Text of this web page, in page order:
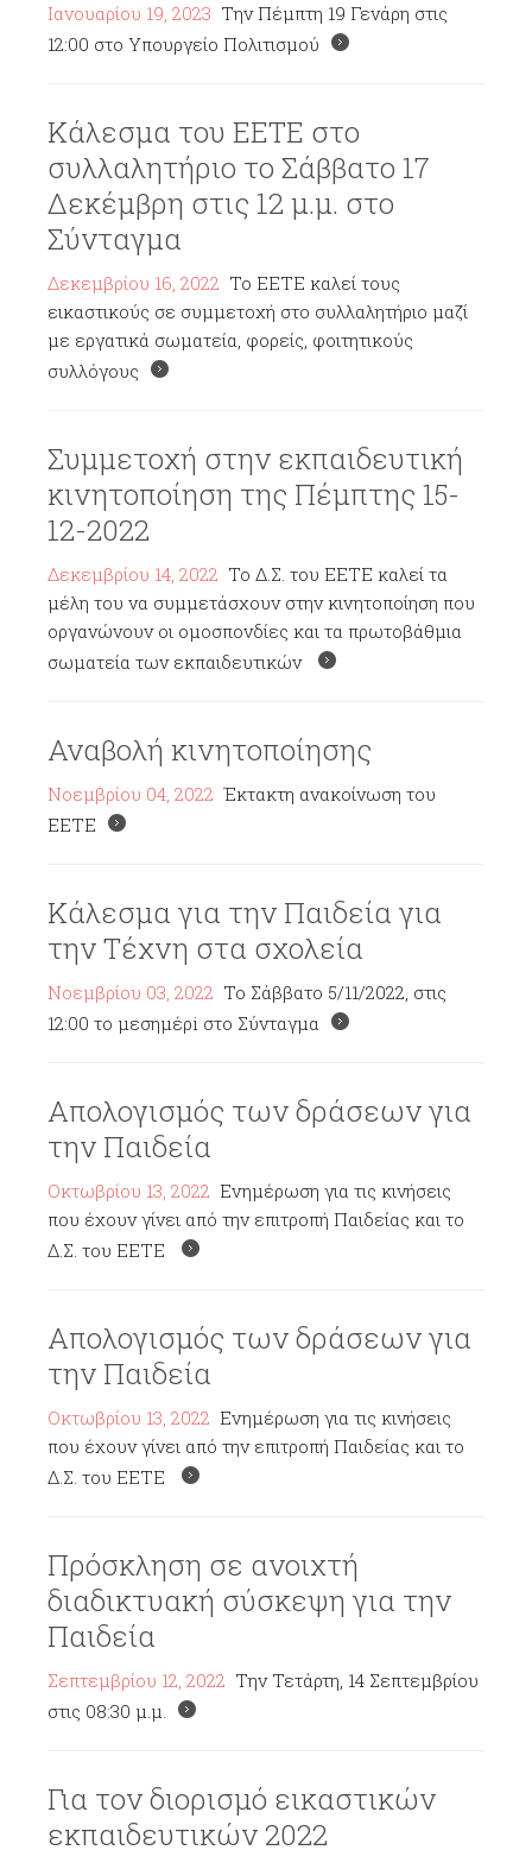
Ιανουαρίου 19, 2023 Την Πέμπτη 19 Γενάρη στις
12:00 στο Υπουργείο Πολιτισμού
Κάλεσμα του ΕΕΤΕ στο
συλλαλητήριο το Σάββατο 17
Δεκέμβρη στις 12 μ.μ. στο
Σύνταγμα
Δεκεμβρίου 16, 2022 Το ΕΕΤΕ καλεί τους
εικαστικούς σε συμμετοχή στο συλλαλητήριο μαζί
με εργατικά σωματεία, φορείς, φοιτητικούς
συλλόγους
Συμμετοχή στην εκπαιδευτική
κινητοποίηση της Πέμπτης 15-
12-2022
Δεκεμβρίου 14, 2022 Το Δ.Σ. του ΕΕΤΕ καλεί τα
μέλη του να συμμετάσχουν στην κινητοποίηση που
οργανώνουν οι ομοσπονδίες και τα πρωτοβάθμια
σωματεία των εκπαιδευτικών
Αναβολή κινητοποίησης
Νοεμβρίου 04, 2022 Έκτακτη ανακοίνωση του
ΕΕΤΕ
Κάλεσμα για την Παιδεία για
την Τέχνη στα σχολεία
Νοεμβρίου 03, 2022 To Σάββατο 5/11/2022, στις
12:00 το μεσημέρi στο Σύνταγμα
Απολογισμός των δράσεων για
την Παιδεία
Οκτωβρίου 13, 2022 Ενημέρωση για τις κινήσεις
που έχουν γίνει από την επιτροπή Παιδείας και το
Δ.Σ. του ΕΕΤΕ
Απολογισμός των δράσεων για
την Παιδεία
Οκτωβρίου 13, 2022 Ενημέρωση για τις κινήσεις
που έχουν γίνει από την επιτροπή Παιδείας και το
Δ.Σ. του ΕΕΤΕ
Πρόσκληση σε ανοιχτή
διαδικτυακή σύσκεψη για την
Παιδεία
Σεπτεμβρίου 12, 2022 Την Τετάρτη, 14 Σεπτεμβρίου
στις 08:30 μ.μ.
Για τον διορισμό εικαστικών
εκπαιδευτικών 2022